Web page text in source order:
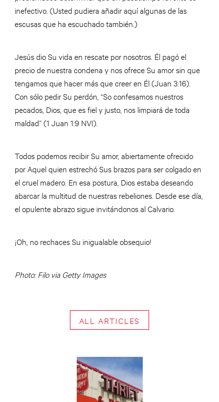
inefectivo. (Usted pudiera añadir aquí algunas de las
escusas que ha escuchado también.)
Jesús dio Su vida en rescate por nosotros. Él pagó el
precio de nuestra condena y nos ofrece Su amor sin que
tengamos que hacer más que creer en Él (Juan 3:16).
Con sólo pedir Su perdón, “So confesamos nuestros
pecados, Dios, que es fiel y justo, nos limpiará de toda
maldad” (1 Juan 1:9 NVI).
Todos podemos recibir Su amor, abiertamente ofrecido
por Aquel quien estrechó Sus brazos para ser colgado en
el cruel madero. En esa postura, Dios estaba deseando
abarcar la multitud de nuestras rebeliones. Desde ese día,
el opulente abrazo sigue invitándonos al Calvario.
¡Oh, no rechaces Su inigualable obsequio!
Photo: Filo via Getty Images
ALL ARTICLES